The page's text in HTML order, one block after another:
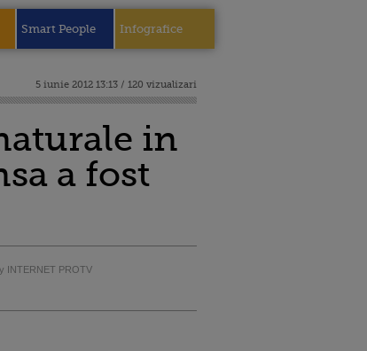
Smart People Infografice
5 iunie 2012 13:13 / 120 vizualizari
in
a fost
INTERNET PROTV